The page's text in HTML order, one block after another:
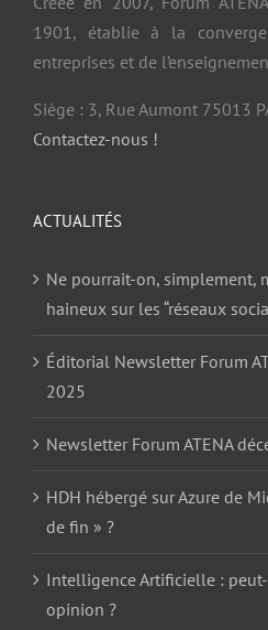
1901, établie à la
entreprises et de
Siège : 3, Rue Aumont 75013
Contactez-nous !
ACTUALITÉS
Ne pourrait-on, simplement,
haineux sur les “réseaux
Éditorial Newsletter Forum
2025
Newsletter Forum ATENA
HDH hébergé sur Azure de
de fin » ?
Intelligence Artificielle : peut-
opinion ?